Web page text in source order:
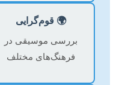
🌍 قوم‌گرایی
بررسی موسیقی در
فرهنگ‌های مختلف